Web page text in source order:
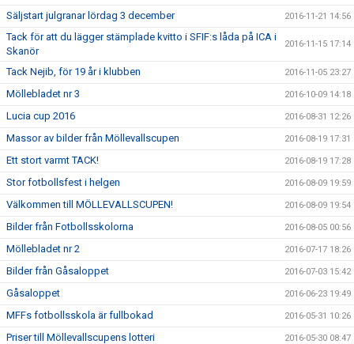
Säljstart julgranar lördag 3 december 2016-11-21 14:56
Tack för att du lägger stämplade kvitto i SFIF:s låda på ICA i
Skanör
2016-11-15 17:14
Tack Nejib, för 19 år i klubben 2016-11-05 23:27
Möllebladet nr 3 2016-10-09 14:18
Lucia cup 2016 2016-08-31 12:26
Massor av bilder från Möllevallscupen 2016-08-19 17:31
Ett stort varmt TACK! 2016-08-19 17:28
Stor fotbollsfest i helgen 2016-08-09 19:59
Välkommen till MÖLLEVALLSCUPEN! 2016-08-09 19:54
Bilder från Fotbollsskolorna 2016-08-05 00:56
Möllebladet nr 2 2016-07-17 18:26
Bilder från Gåsaloppet 2016-07-03 15:42
Gåsaloppet 2016-06-23 19:49
MFFs fotbollsskola är fullbokad 2016-05-31 10:26
Priser till Möllevallscupens lotteri 2016-05-30 08:47